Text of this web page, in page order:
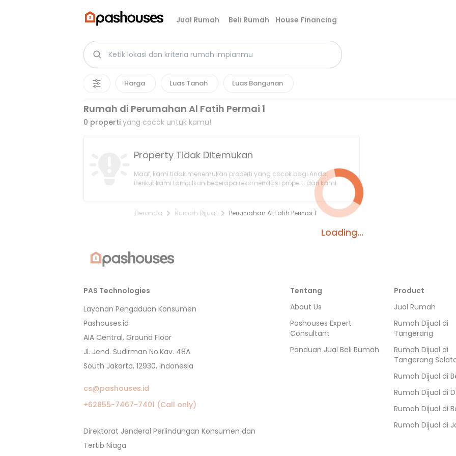
Jual Rumah Beli Rumah House Financing
Harga Luas Tanah Luas Bangunan
Loading...
Rumah di Perumahan Al Fatih Permai 1
0 properti yang cocok untuk kamu!
Property Tidak Ditemukan
Maaf, kami tidak menemukan properti yang cocok bagi Anda.
Berikut kami tampilkan beberapa rekomendasi properti dari kami.
Beranda Rumah Dijual Perumahan Al Fatih Permai 1
PAS Technologies
Layanan Pengaduan Konsumen
Pashouses.id
AIA Central, Ground Floor
Jl. Jend. Sudirman No.Kav. 48A
South Jakarta, 12930, Indonesia
cs@pashouses.id
+62855-7467-7401 (Call only)
Direktorat Jenderal Perlindungan Konsumen dan
Tertib Niaga
Tentang
About Us
Pashouses Expert
Consultant
Panduan Jual Beli Rumah
Product
Jual Rumah
Rumah Dijual di
Tangerang
Rumah Dijual di
Tangerang
Rumah Dijual di
Rumah Dijual di
Rumah Dijual di
Rumah Dijual di